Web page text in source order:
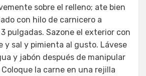
sobre el relleno; ate bien
con hilo de carnicero a
pulgadas. Sazone el exterior con
y sal y pimienta al gusto. Lávese
y jabón después de manipular
la carne en una rejilla